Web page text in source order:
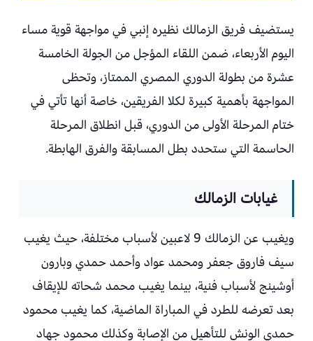
يستضيف فريق الزمالك نظيره إنبي في مواجهة قوية مساء
اليوم الأربعاء، ضمن اللقاء المؤجل من الجولة الخامسة
عشرة من بطولة الدوري المصري الممتاز، وتحظى
المواجهة بأهمية كبيرة لكلا الفريقين، خاصة أنها تأتي في
ختام المرحلة الأولى من الدوري، قبل انطلاق المرحلة
الحاسمة التي ستحدد بطل المسابقة والفرق الهابطة.
غيابات الزمالك
ويغيب عن الزمالك 9 لاعبين لأسباب مختلفة، حيث يغيب
سيف فاروق جعفر ومحمد عواد وأحمد حمدي وبارون
أوشينج لأسباب فنية، بينما يغيب محمد شحاته للإيقاف
بعد تعرضه للطرد في المباراة الماضية، كما يغيب محمود
حمدي الونش للتأهيل من الإصابة وكذلك محمود جهاد